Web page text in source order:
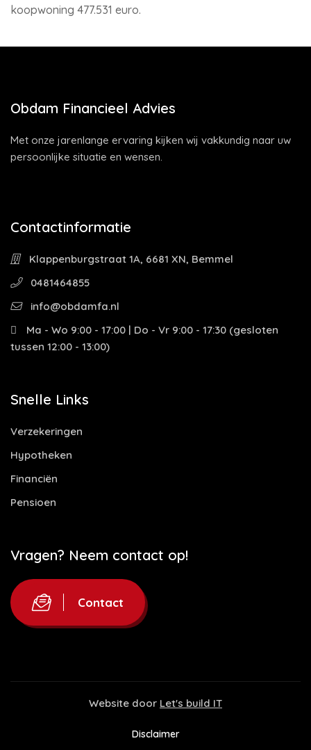
koopwoning 477.531 euro.
Obdam Financieel Advies
Met onze jarenlange ervaring kijken wij vakkundig naar uw
persoonlijke situatie en wensen.
Contactinformatie
Klappenburgstraat 1A, 6681 XN, Bemmel
0481464855
info@obdamfa.nl
Ma - Wo 9:00 - 17:00 | Do - Vr 9:00 - 17:30 (gesloten
tussen 12:00 - 13:00)
Snelle Links
Verzekeringen
Hypotheken
Financiën
Pensioen
Vragen? Neem contact op!
Contact
Website door Let's build IT
Disclaimer